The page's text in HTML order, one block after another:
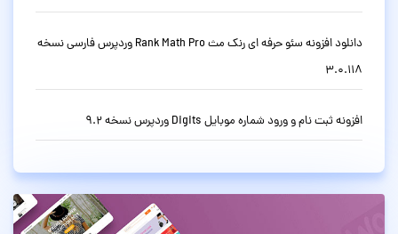
دانلود افزونه سئو حرفه ای رنک مث Rank Math Pro وردپرس فارسی نسخه
3.0.118
افزونه ثبت نام و ورود شماره موبایل Digits وردپرس نسخه 9.2